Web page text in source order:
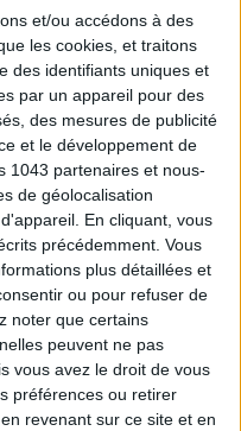
et/ou accédons à des
les cookies, et traitons
des identifiants uniques et
par un appareil pour des
des mesures de publicité
et le développement de
1043 partenaires et nous-
de géolocalisation
En cliquant, vous
précédemment. Vous
plus détaillées et
ou pour refuser de
noter que certains
peuvent ne pas
vous avez le droit de vous
préférences ou retirer
revenant sur ce site et en
IN PARIS